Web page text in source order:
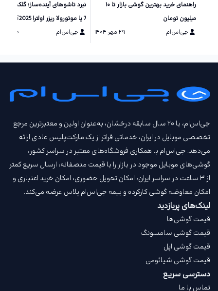
راهنمای خرید بهترین گوشی بازار تا ۱۰
میلیون تومان
جی‌اس‌ام
۲۹ مهر ۱۴۰۴
نبرد تاشو‌های آینده‌ساز؛ گلکسی زد
7 یا موتورولا ریزر اولترا 2025؟
جی‌اس‌ام
۲۰ مرداد ۱۴۰۴
جی‌اس‌ام، با ۲۰ سال سابقه درخشان، به‌عنوان اولین و معتبرترین مرجع
تخصصی موبایل در ایران، خدماتی فراتر از یک مارکت‌پلیس عادی ارائه
می‌دهد. جی‌اس‌ام با همکاری فروشگاه‌های معتبر در سراسر کشور،
گوشی‌های موبایل موجود در بازار را با قیمت‌ منصفانه، ارسال سریع کمتر
از ۳ ساعت در سراسر ایران، امکان تحویل حضوری، امکان خرید اعتباری و
امکان معاوضه گوشی کارکرده و بیمه جی‌اس‌ام‌ پلاس عرضه می‌کند.
لینک‌های پربازدید
قیمت گوشی‌ها
قیمت گوشی سامسونگ
قیمت گوشی اپل
قیمت گوشی شیائومی
دسترسی سریع
تماس با ما